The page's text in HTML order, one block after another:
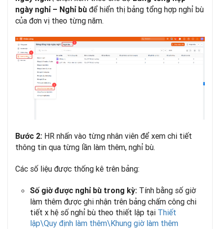
ngày nghỉ – Nghỉ bù để hiển thị bảng tổng hợp nghỉ bù
của đơn vị theo từng năm.
Bước 2: HR nhấn vào từng nhân viên để xem chi tiết
thông tin qua từng lần làm thêm, nghỉ bù.
Các số liệu được thống kê trên bảng:
Số giờ được nghỉ bù trong kỳ: Tính bằng số giờ
làm thêm được ghi nhận trên bảng chấm công chi
tiết x hệ số nghỉ bù theo thiết lập tại Thiết
lập\Quy định làm thêm\Khung giờ làm thêm